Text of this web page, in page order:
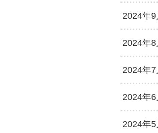
2024年9
2024年8
2024年7
2024年6
2024年5